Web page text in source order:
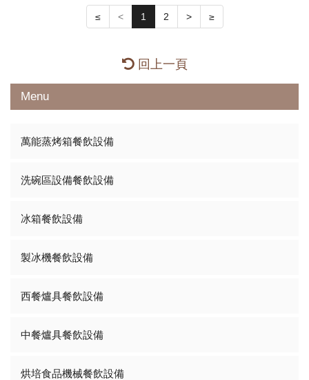
型附冷風扇
5.不銹鋼百葉出風口可調整
6.含不銹鋼開關箱及控制盤、定時
電源：3相380V 2HP
≤ < 1 2 > ≥
回上一頁
Menu
萬能蒸烤箱餐飲設備
洗碗區設備餐飲設備
冰箱餐飲設備
製冰機餐飲設備
西餐爐具餐飲設備
中餐爐具餐飲設備
烘培食品機械餐飲設備